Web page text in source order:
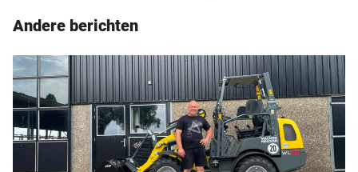
Andere berichten